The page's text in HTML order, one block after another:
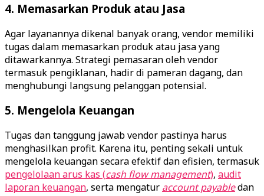
4. Memasarkan Produk atau Jasa
Agar layanannya dikenal banyak orang, vendor memiliki
tugas dalam memasarkan produk atau jasa yang
ditawarkannya. Strategi pemasaran oleh vendor
termasuk pengiklanan, hadir di pameran dagang, dan
menghubungi langsung pelanggan potensial.
5. Mengelola Keuangan
Tugas dan tanggung jawab vendor pastinya harus
menghasilkan profit. Karena itu, penting sekali untuk
mengelola keuangan secara efektif dan efisien, termasuk
pengelolaan arus kas (cash flow management), audit
laporan keuangan, serta mengatur account payabledan